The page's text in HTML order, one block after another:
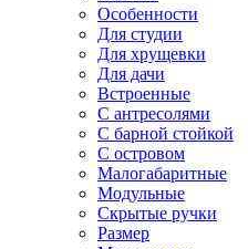
Особенности
Для студии
Для хрущевки
Для дачи
Встроенные
С антресолями
С барной стойкой
С островом
Малогабаритные
Модульные
Скрытые ручки
Размер